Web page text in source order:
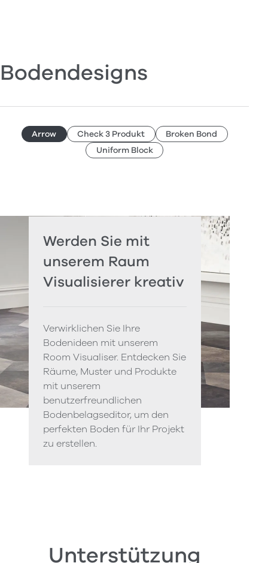
Bodendesigns
Arrow Check 3 Produkt
Broken Bond
Uniform Block
Werden Sie mit
unserem Raum
Visualisierer kreativ
Verwirklichen Sie Ihre
Bodenideen mit unserem
Room Visualiser. Entdecken Sie
Räume, Muster und Produkte
mit unserem
benutzerfreundlichen
Bodenbelagseditor, um den
perfekten Boden für Ihr Projekt
zu erstellen.
Unterstützung